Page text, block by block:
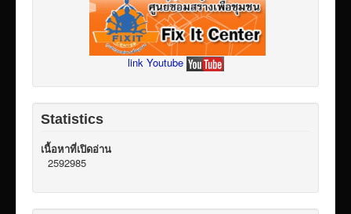
link Youtube
Statistics
เนื้อหาที่เปิดอ่าน
2592985